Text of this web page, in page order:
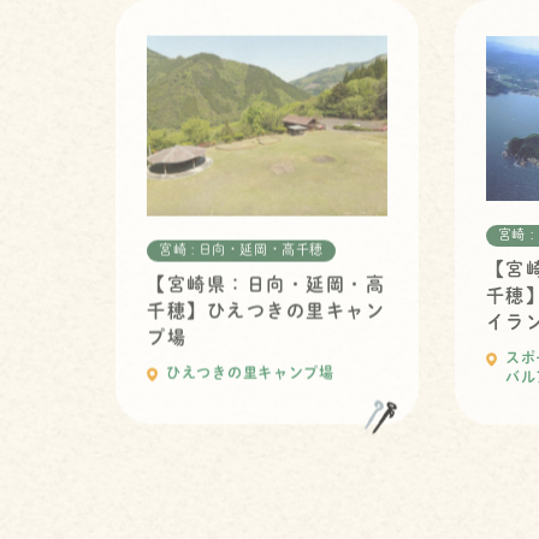
宮崎 : 日向・延岡・高千穂
【宮崎県：日向・延岡・高
千穂】ひえつきの里キャン
プ場
ひえつきの里キャンプ場
宮崎 :
【宮
千穂
イラ
ス
バ